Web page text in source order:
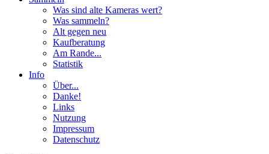
Was sind alte Kameras wert?
Was sammeln?
Alt gegen neu
Kaufberatung
Am Rande...
Statistik
Info
Über...
Danke!
Links
Nutzung
Impressum
Datenschutz